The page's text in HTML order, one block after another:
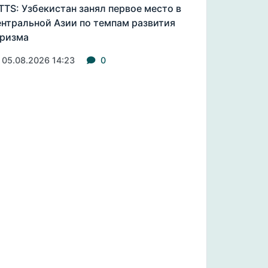
Узбекистан занял первое место в
Азии по темпам развития
14:23 0